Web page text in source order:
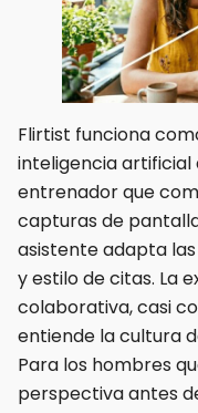
Flirtist funciona
inteligencia
entrenador que
capturas de
asistente adapta
y estilo de citas. La
colaborativa, casi
entiende la cultura
Para los hombres
perspectiva antes